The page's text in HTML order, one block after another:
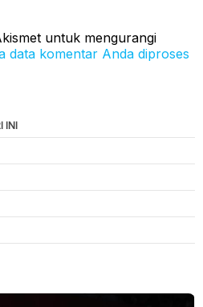
untuk mengurangi
data komentar Anda diproses
INI